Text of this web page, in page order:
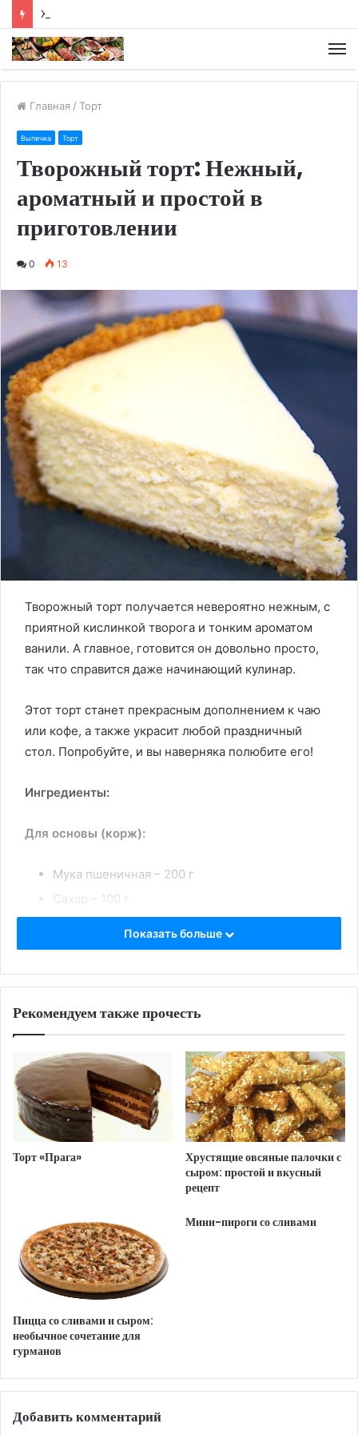
Хлебная диета
Главная / Торт
Выпечка Торт
Творожный торт: Нежный,
ароматный и простой в
приготовлении
0 13
Творожный торт получается невероятно нежным, с
приятной кислинкой творога и тонким ароматом
ванили. А главное, готовится он довольно просто,
так что справится даже начинающий кулинар.
Этот торт станет прекрасным дополнением к чаю
или кофе, а также украсит любой праздничный
стол. Попробуйте, и вы наверняка полюбите его!
Ингредиенты:
Для основы (корж):
Мука пшеничная – 200 г
Сахар – 100 г
Яйцо куриное – 1 шт.
Разрыхлитель теста – 1 ч.л.
Для творожной начинки:
Творог (жирность от 5% и выше, лучше
рассыпчатый) – 500 г
Сахар – 150 г (можно регулировать по вкусу)
Яйца куриные – 2 шт.
Сметана (жирность 15-20%) – 100 г
Ванильный сахар или ванильный экстракт – 1
Крахмал кукурузный (или картофельный) – 2
ст.л.
Для украшения (по желанию):
Свежие ягоды (малина, клубника, голубика)
Мята
Пошаговый рецепт:
Показать больше
Рекомендуем также прочесть
Торт «Прага»
Хрустящие овсяные палочки с
сыром: простой и вкусный
рецепт
Пицца со сливами и сыром:
необычное сочетание для
гурманов
Мини-пироги со сливами
Добавить комментарий